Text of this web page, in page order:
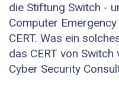
die Stiftung Switch -
Computer
CERT. Was ein
das CERT von
Cyber Security